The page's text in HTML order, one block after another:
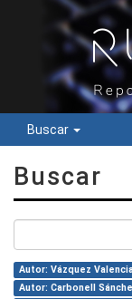
Buscar
Buscar
Autor: Vázquez
Autor: Carbonell